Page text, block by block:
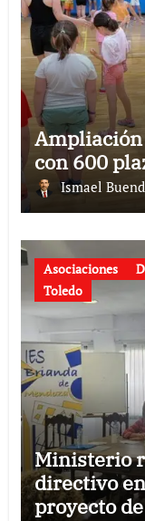
con 600
Ismael
Asociaciones
Toledo
Ministerio
directivo
proyecto